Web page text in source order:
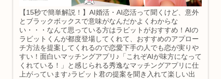
【15秒で簡単解説！】AI婚活・AI恋活って聞くけど、意外
とブラックボックスで意味がなんだかよくわからな
い・・・なんて思っている方はラビットがおすすめ！AIの
ラビットくんが都度登場してくれて、おすすめのアプロー
チ方法を提案してくれるので恋愛下手の人でも恋が実りや
すい！面白いマッチングアプリ♪「これぞAIが味方になって
くれている！」と感じられる秀逸なマッチングアプリに仕
上がっています♪ラビット君の提案を聞き入れて楽しい出